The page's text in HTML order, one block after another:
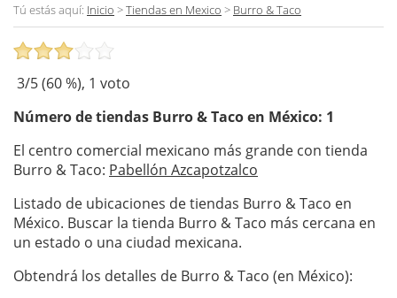
Tú estás aquí: Inicio >Tiendas en Mexico > Burro & Taco
3/5 (60%), 1 voto
Número de tiendas Burro & Tacoen México: 1
El centro comercial mexicano más grande con tienda
Burro & Taco: Pabellón Azcapotzalco
Listado de ubicaciones de tiendas Burro & Taco en
México. Buscar la tienda Burro & Taco más cercana en
un estado o una ciudad mexicana.
Obtendrá los detalles de Burro & Taco (en México):